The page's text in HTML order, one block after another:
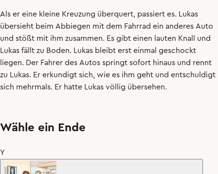
Als er eine kleine Kreuzung überquert, passiert es. Lukas
übersieht beim Abbiegen mit dem Fahrrad ein anderes Auto
und stößt mit ihm zusammen. Es gibt einen lauten Knall
und
Lukas fällt zu Boden. Lukas bleibt erst einmal geschockt
liegen. Der Fahrer des Autos springt sofort hinaus und rennt
zu Lukas. Er erkundigt sich, wie es ihm geht und entschuldigt
sich mehrmals. Er hatte Lukas völlig übersehen.
Wähle ein Ende
Y